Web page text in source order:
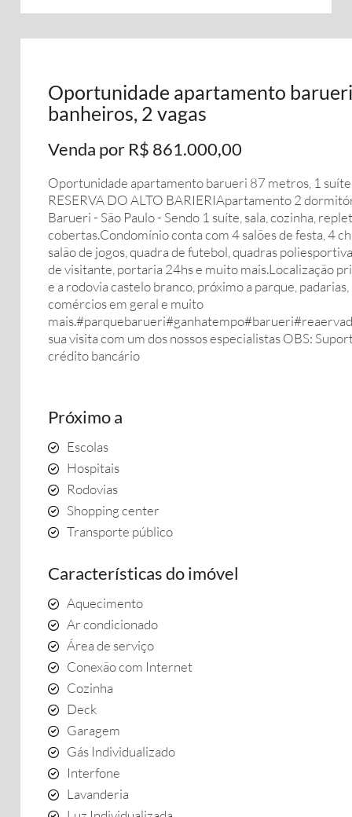
Oportunidade apartamento
banheiros, 2 vagas
Venda por R$ 861.000,00
Oportunidade apartamento barueri 87 metros, 1
RESERVA DO ALTO BARIERIApartamento 2
Barueri - São Paulo - Sendo 1 suíte, sala, cozinha,
cobertas.Condomínio conta com 4 salões de festa, 4
salão de jogos, quadra de futebol, quadras
de visitante, portaria 24hs e muito mais.Localização
e a rodovia castelo branco, próximo a parque,
comércios em geral e muito
sua visita com um dos nossos especialistas OBS:
crédito bancário
Próximo a
Escolas
Hospitais
Rodovias
Shopping center
Transporte público
Características do imóvel
Aquecimento
Ar condicionado
Área de serviço
Conexão com Internet
Cozinha
Deck
Garagem
Gás Individualizado
Interfone
Lavanderia